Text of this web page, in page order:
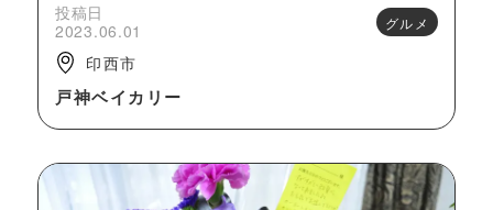
投稿日
2023.06.01
グルメ
印西市
戸神ベイカリー